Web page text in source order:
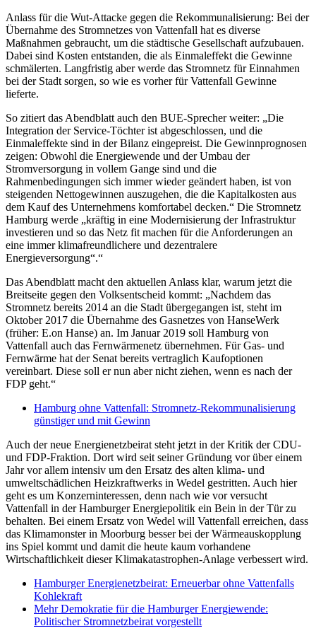
Anlass für die Wut-Attacke gegen die Rekommunalisierung: Bei der
Übernahme des Stromnetzes von Vattenfall hat es diverse
Maßnahmen gebraucht, um die städtische Gesellschaft aufzubauen.
Dabei sind Kosten entstanden, die als Einmaleffekt die Gewinne
schmälerten. Langfristig aber werde das Stromnetz für Einnahmen
bei der Stadt sorgen, so wie es vorher für Vattenfall Gewinne
lieferte.
So zitiert das Abendblatt auch den BUE-Sprecher weiter: „Die
Integration der Service-Töchter ist abgeschlossen, und die
Einmaleffekte sind in der Bilanz eingepreist. Die Gewinnprognosen
zeigen: Obwohl die Energiewende und der Umbau der
Stromversorgung in vollem Gange sind und die
Rahmenbedingungen sich immer wieder geändert haben, ist von
steigenden Nettogewinnen auszugehen, die die Kapitalkosten aus
dem Kauf des Unternehmens komfortabel decken.“ Die Stromnetz
Hamburg werde „kräftig in eine Modernisierung der Infrastruktur
investieren und so das Netz fit machen für die Anforderungen an
eine immer klimafreundlichere und dezentralere
Energieversorgung“.“
Das Abendblatt macht den aktuellen Anlass klar, warum jetzt die
Breitseite gegen den Volksentscheid kommt: „Nachdem das
Stromnetz bereits 2014 an die Stadt übergegangen ist, steht im
Oktober 2017 die Übernahme des Gasnetzes von HanseWerk
(früher: E.on Hanse) an. Im Januar 2019 soll Hamburg von
Vattenfall auch das Fernwärmenetz übernehmen. Für Gas- und
Fernwärme hat der Senat bereits vertraglich Kaufoptionen
vereinbart. Diese soll er nun aber nicht ziehen, wenn es nach der
FDP geht.“
Hamburg ohne Vattenfall: Stromnetz-Rekommunalisierung
günstiger und mit Gewinn
Auch der neue Energienetzbeirat steht jetzt in der Kritik der CDU-
und FDP-Fraktion. Dort wird seit seiner Gründung vor über einem
Jahr vor allem intensiv um den Ersatz des alten klima- und
umweltschädlichen Heizkraftwerks in Wedel gestritten. Auch hier
geht es um Konzerninteressen, denn nach wie vor versucht
Vattenfall in der Hamburger Energiepolitik ein Bein in der Tür zu
behalten. Bei einem Ersatz von Wedel will Vattenfall erreichen, dass
das Klimamonster in Moorburg besser bei der Wärmeauskopplung
ins Spiel kommt und damit die heute kaum vorhandene
Wirtschaftlichkeit dieser Klimakatastrophen-Anlage verbessert wird.
Hamburger Energienetzbeirat: Erneuerbar ohne Vattenfalls
Kohlekraft
Mehr Demokratie für die Hamburger Energiewende:
Politischer Stromnetzbeirat vorgestellt